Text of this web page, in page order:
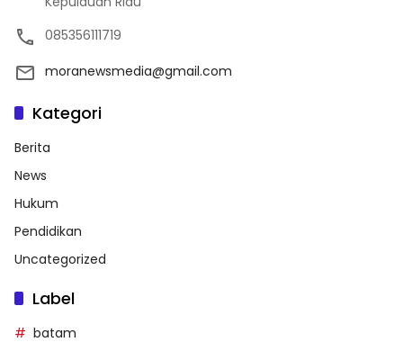
085356111719
moranewsmedia@gmail.com
Kategori
Berita
News
Hukum
Pendidikan
Uncategorized
Label
batam